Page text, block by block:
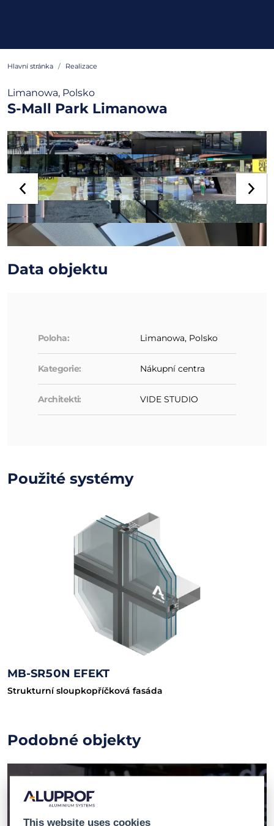
Hlavní stránka Realizace
Limanowa, Polsko
S-Mall Park Limanowa
Data objektu
Poloha: Limanowa, Polsko
Kategorie: Nákupní centra
Architekti: VIDE STUDIO
Použité systémy
MB-SR50N EFEKT
Strukturní sloupkopříčková fasáda
Podobné objekty
This website uses cookies